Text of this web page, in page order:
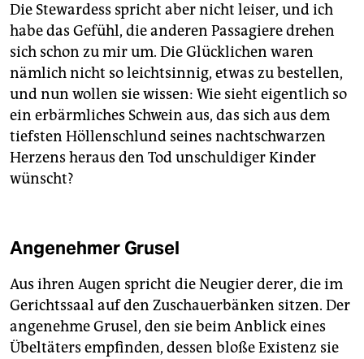
Die Stewardess spricht aber nicht leiser, und ich
habe das Gefühl, die anderen Passagiere drehen
sich schon zu mir um. Die Glücklichen waren
nämlich nicht so leichtsinnig, etwas zu bestellen,
und nun wollen sie wissen: Wie sieht eigentlich so
ein erbärmliches Schwein aus, das sich aus dem
tiefsten Höllenschlund seines nachtschwarzen
Herzens heraus den Tod unschuldiger Kinder
wünscht?
Angenehmer Grusel
Aus ihren Augen spricht die Neugier derer, die im
Gerichtssaal auf den Zuschauerbänken sitzen. Der
angenehme Grusel, den sie beim Anblick eines
Übeltäters empfinden, dessen bloße Existenz sie